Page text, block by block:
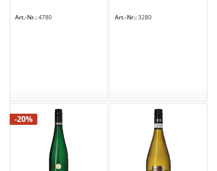
Art.-Nr.:4780 Art.-Nr.:3280
-20%